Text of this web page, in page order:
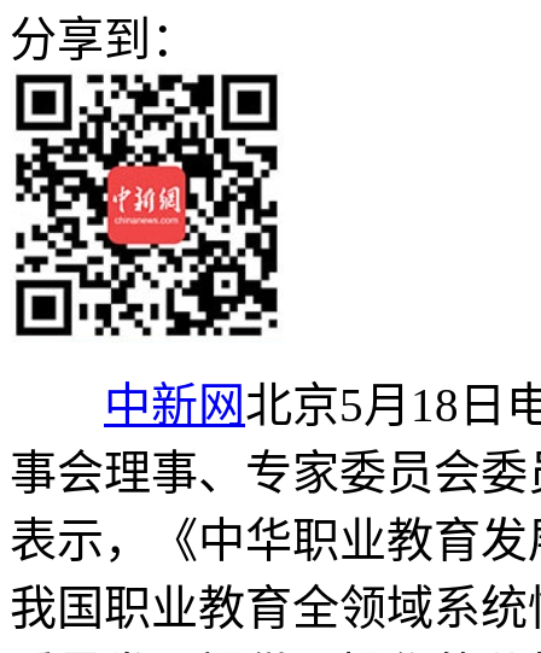
分享到：
中新网北京5月18日
事会理事、专家委员会
表示，《中华职业教育
我国职业教育全领域系